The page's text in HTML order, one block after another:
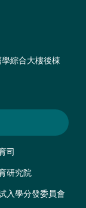
學綜合大樓後棟
司
研究院
入學分發委員會